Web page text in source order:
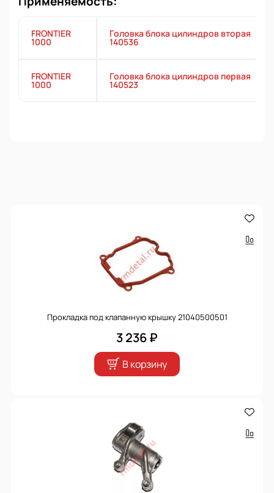
FRONTIER
1000
Головка блока цилиндров вторая
140536
FRONTIER
1000
Головка блока цилиндров первая
140523
Прокладка под клапанную крышку 21040500501
3 236 ₽
В корзину